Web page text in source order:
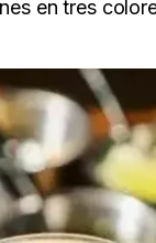
en tres